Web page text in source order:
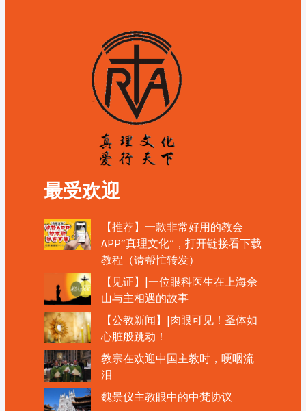
最受欢迎
【推荐】一款非常好用的教会
APP“真理文化”，打开链接看下载
教程（请帮忙转发）
【见证】|一位眼科医生在上海佘
山与主相遇的故事
【公教新闻】|肉眼可见！圣体如
心脏般跳动！
教宗在欢迎中国主教时，哽咽流
泪
魏景仪主教眼中的中梵协议